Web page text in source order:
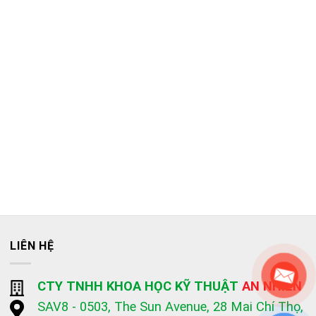
LIÊN HỆ
CTY TNHH KHOA HỌC KỸ THUẬT AN NHIÊN
SAV8 - 0503, The Sun Avenue, 28 Mai Chí Thọ,